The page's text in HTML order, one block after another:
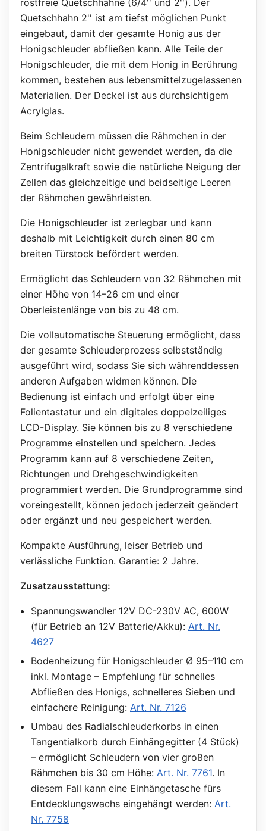
rostfreie Quetschhähne (6/4'' und 2''). Der
Quetschhahn 2'' ist am tiefst möglichen Punkt
eingebaut, damit der gesamte Honig aus der
Honigschleuder abfließen kann. Alle Teile der
Honigschleuder, die mit dem Honig in Berührung
kommen, bestehen aus lebensmittelzugelassenen
Materialien. Der Deckel ist aus durchsichtigem
Acrylglas.
Beim Schleudern müssen die Rähmchen in der
Honigschleuder nicht gewendet werden, da die
Zentrifugalkraft sowie die natürliche Neigung der
Zellen das gleichzeitige und beidseitige Leeren
der Rähmchen gewährleisten.
Die Honigschleuder ist zerlegbar und kann
deshalb mit Leichtigkeit durch einen 80 cm
breiten Türstock befördert werden.
Ermöglicht das Schleudern von 32 Rähmchen mit
einer Höhe von 14–26 cm und einer
Oberleistenlänge von bis zu 48 cm.
Die vollautomatische Steuerung ermöglicht, dass
der gesamte Schleuderprozess selbstständig
ausgeführt wird, sodass Sie sich währenddessen
anderen Aufgaben widmen können. Die
Bedienung ist einfach und erfolgt über eine
Folientastatur und ein digitales doppelzeiliges
LCD-Display. Sie können bis zu 8 verschiedene
Programme einstellen und speichern. Jedes
Programm kann auf 8 verschiedene Zeiten,
Richtungen und Drehgeschwindigkeiten
programmiert werden. Die Grundprogramme sind
voreingestellt, können jedoch jederzeit geändert
oder ergänzt und neu gespeichert werden.
Kompakte Ausführung, leiser Betrieb und
verlässliche Funktion. Garantie: 2 Jahre.
Zusatzausstattung:
Spannungswandler 12V DC-230V AC, 600W
(für Betrieb an 12V Batterie/Akku): Art. Nr.
4627
Bodenheizung für Honigschleuder Ø 95–110 cm
inkl. Montage – Empfehlung für schnelles
Abfließen des Honigs, schnelleres Sieben und
einfachere Reinigung: Art. Nr. 7126
Umbau des Radialschleuderkorbs in einen
Tangentialkorb durch Einhängegitter (4 Stück)
– ermöglicht Schleudern von vier großen
Rähmchen bis 30 cm Höhe: Art. Nr. 7761. In
diesem Fall kann eine Einhängetasche fürs
Entdecklungswachs eingehängt werden: Art.
Nr. 7758